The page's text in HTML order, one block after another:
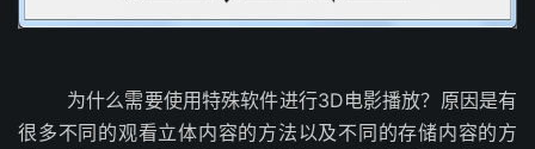
为什么需要使用特殊软件进行3D电影播放？原因是有
很多不同的观看立体内容的方法以及不同的存储内容的方